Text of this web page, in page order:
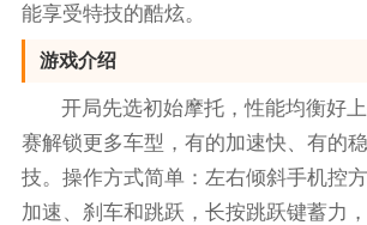
能享受特技的酷炫。
游戏介绍
开局先选初始摩托，性能均衡好
赛解锁更多车型，有的加速快、有的
技。操作方式简单：左右倾斜手机控
加速、刹车和跳跃，长按跳跃键蓄力